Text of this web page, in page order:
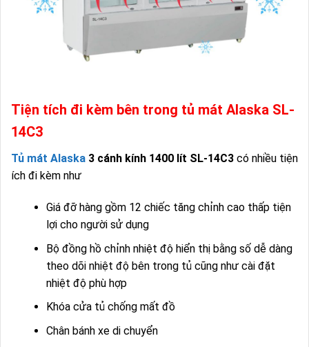
Tiện tích đi kèm bên trong tủ mát Alaska SL-
14C3
Tủ mát Alaska 3 cánh kính 1400 lít SL-14C3 có nhiều tiện
ích đi kèm như
Giá đỡ hàng gồm 12 chiếc tăng chỉnh cao thấp tiện
lợi cho người sử dụng
Bộ đồng hồ chỉnh nhiệt độ hiển thị bằng số dễ dàng
theo dõi nhiệt độ bên trong tủ cũng như cài đặt
nhiệt độ phù hợp
Khóa cửa tủ chống mất đồ
Chân bánh xe di chuyển